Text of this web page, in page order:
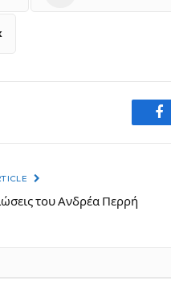
του Ανδρέα Περρή